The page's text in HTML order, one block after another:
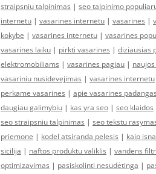
straipsniu talpinimas | seo talpinimo
internetu | vasarines internetu | vasarines |
kokybe | vasarines internetu | vasarines
vasarines laiku | pirkti vasarines | diziausias
elektromobiliams | vasarines pagiau |
vasariniu nusidevejimas | vasarines internetu
perkame vasarines | apie vasarines padangas
daugiau galimybiu | kas yra seo | seo klaidos
seo straipsniu talpinimas | seo tekstu
priemone | kodel atsiranda pelesis | kaip
sicilija | naftos produktu valiklis | vandens
optimizavimas | pasiskolinti nesudėtinga |